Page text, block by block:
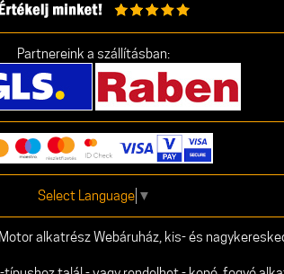
Partnereink a szállításban:
Select Language ▼
alkatrész Webáruház, kis- és